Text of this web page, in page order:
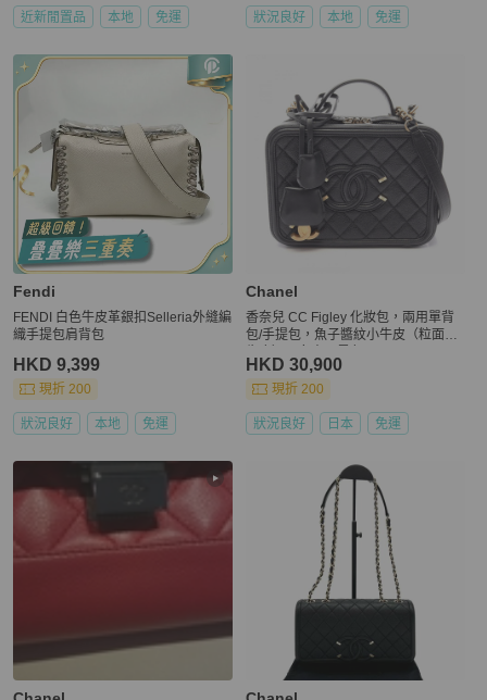
近新閒置品 本地 免運 狀況良好 本地 免運
Fendi
FENDI 白色牛皮革銀扣Selleria外縫編
織手提包肩背包
HKD 9,399
現折 200
狀況良好 本地 免運
Chanel
香奈兒 CC Figley 化妝包，兩用單背
包/手提包，魚子醬紋小牛皮（粒面小
HKD 30,900
現折 200
狀況良好 日本 免運